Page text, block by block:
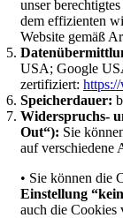
unser
dem effizienten
Website gemäß
USA; Google
zertifiziert:
Speicherdauer:
Widerspruchs-
Out“): Sie
auf verschiedene
• Sie können die
Einstellung
auch die Cookies